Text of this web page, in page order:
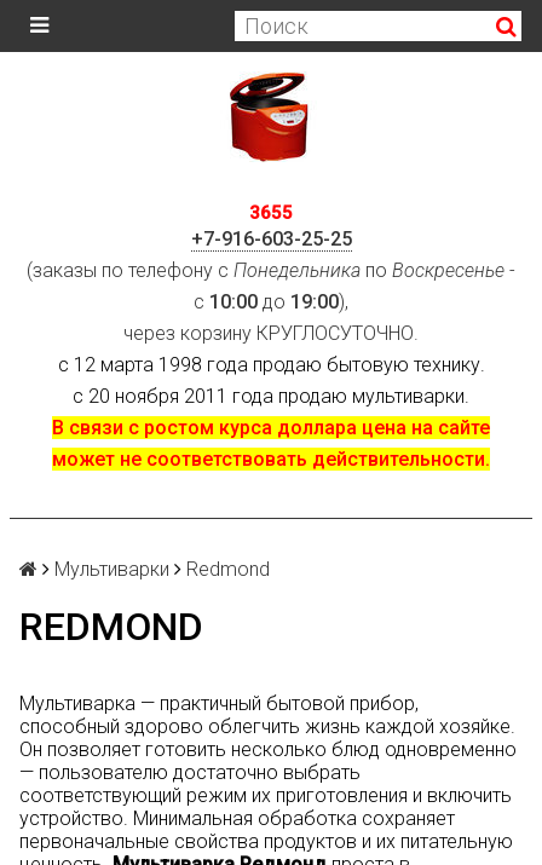
3655
+7-916-603-25-25
(заказы по телефону с Понедельника по Воскресенье -
с 10:00 до 19:00),
через корзину КРУГЛОСУТОЧНО.
с 12 марта 1998 года продаю бытовую технику.
с 20 ноября 2011 года продаю мультиварки.
В связи с ростом курса доллара цена на сайте
может не соответствовать действительности.
Мультиварки Redmond
REDMOND
Мультиварка — практичный бытовой прибор,
способный здорово облегчить жизнь каждой хозяйке.
Он позволяет готовить несколько блюд одновременно
— пользователю достаточно выбрать
соответствующий режим их приготовления и включить
устройство. Минимальная обработка сохраняет
первоначальные свойства продуктов и их питательную